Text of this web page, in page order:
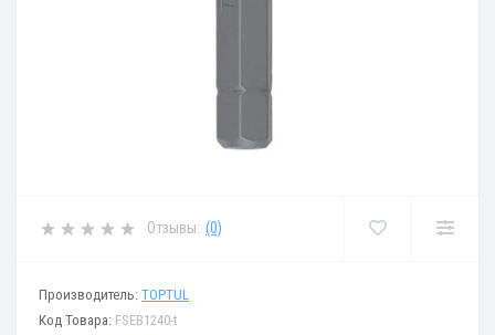
Отзывы: (0)
Производитель: TOPTUL
Код Товара: FSEB1240-t